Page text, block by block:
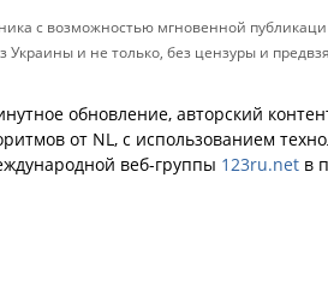
с возможностью мгновенной
и не только, без цензуры и
обновление, авторский
от NL, с использованием
веб-группы 123ru.net в